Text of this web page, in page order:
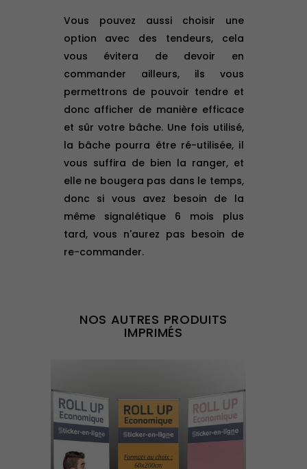
Vous pouvez aussi choisir une
option avec des tendeurs, cela
vous évitera de devoir en
commander ailleurs, ils vous
permettrons de pouvoir tendre et
donc afficher de manière efficace
et sûr votre bâche. Une fois utilisé,
la bâche pourra être ré-utilisée, il
vous suffira de bien la ranger, et
elle ne bougera pas dans le temps,
donc si vous avez besoin de la
même signalétique 6 mois plus
tard, vous n'aurez pas besoin de
re-commander.
NOS AUTRES PRODUITS
IMPRIMÉS